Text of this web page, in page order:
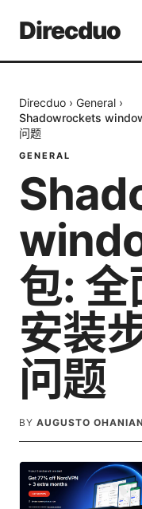
Direcduo
Direcduo › General ›
Shadowrockets
问题
GENERAL
包: 全
安装
问题
BY AUGUSTO OHANIAN